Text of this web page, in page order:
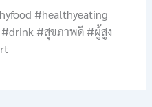
#healthyeating
#สุขภาพดี #ผู้สูง